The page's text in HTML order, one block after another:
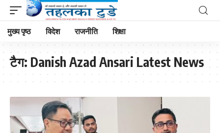
मुख्य पृष्ठ विदेश राजनीति शिक्षा
टैग: Danish Azad Ansari Latest News